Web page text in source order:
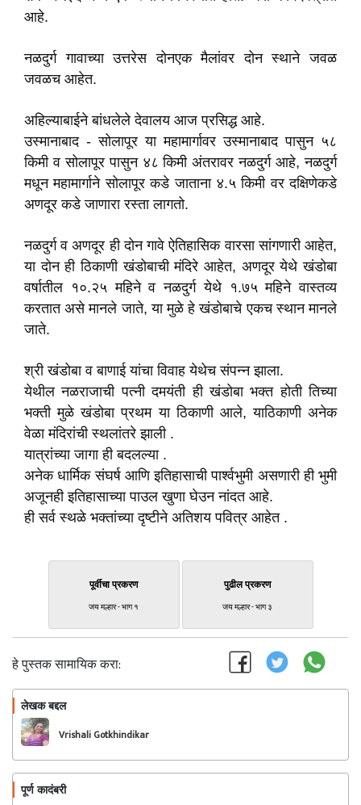
आहे.
नळदुर्ग गावाच्या उत्तरेस दोनएक मैलांवर दोन स्थाने जवळ
जवळच आहेत.
अहिल्याबाईने बांधलेले देवालय आज प्रसिद्ध आहे.
उस्मानाबाद - सोलापूर या महामार्गावर उस्मानाबाद पासुन ५८
किमी व सोलापूर पासुन ४८ किमी अंतरावर नळदुर्ग आहे, नळदुर्ग
मधून महामार्गाने सोलापूर कडे जाताना ४.५ किमी वर दक्षिणेकडे
अणदूर कडे जाणारा रस्ता लागतो.
नळदुर्ग व अणदूर ही दोन गावे ऐतिहासिक वारसा सांगणारी आहेत,
या दोन ही ठिकाणी खंडोबाची मंदिरे आहेत, अणदूर येथे खंडोबा
वर्षातील १०.२५ महिने व नळदुर्ग येथे १.७५ महिने वास्तव्य
करतात असे मानले जाते, या मुळे हे खंडोबाचे एकच स्थान मानले
जाते.
श्री खंडोबा व बाणाई यांचा विवाह येथेच संपन्न झाला.
येथील नळराजाची पत्नी दमयंती ही खंडोबा भक्त होती तिच्या
भक्ती मुळे खंडोबा प्रथम या ठिकाणी आले, याठिकाणी अनेक
वेळा मंदिरांची स्थलांतरे झाली .
यात्रांच्या जागा ही बदलल्या .
अनेक धार्मिक संघर्ष आणि इतिहासाची पार्श्वभुमी असणारी ही भुमी
अजूनही इतिहासाच्या पाउल खुणा घेउन नांदत आहे.
ही सर्व स्थळे भक्तांच्या दृष्टीने अतिशय पवित्र आहेत .
पूर्वीचा प्रकरण
जय मल्हार - भाग १
पुढील प्रकरण
जय मल्हार - भाग ३
हे पुस्तक सामायिक करा:
लेखक बद्दल
Vrishali Gotkhindikar
पूर्ण कादंबरी